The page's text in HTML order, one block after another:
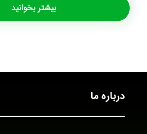
بیشتر بخوانید
درباره ما